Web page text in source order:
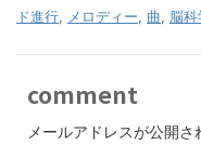
ド進行, メロディー, 曲, 脳科
comment
メールアドレスが公開さ